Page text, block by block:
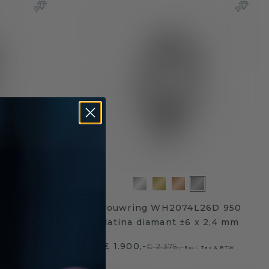
Trouwring WH2074L26D 950
platina diamant ±6 x 2,4 mm
€ 1.900,-€ 2.375,-Excl. Tax & BTW